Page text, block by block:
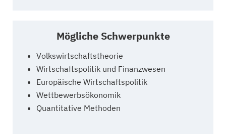
Mögliche Schwerpunkte
Volkswirtschaftstheorie
Wirtschaftspolitik und Finanzwesen
Europäische Wirtschaftspolitik
Wettbewerbsökonomik
Quantitative Methoden